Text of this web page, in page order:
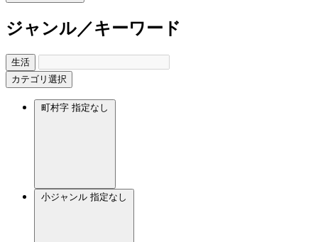
ジャンル／キーワード
生活
カテゴリ選択
町村字 指定なし
小ジャンル 指定なし